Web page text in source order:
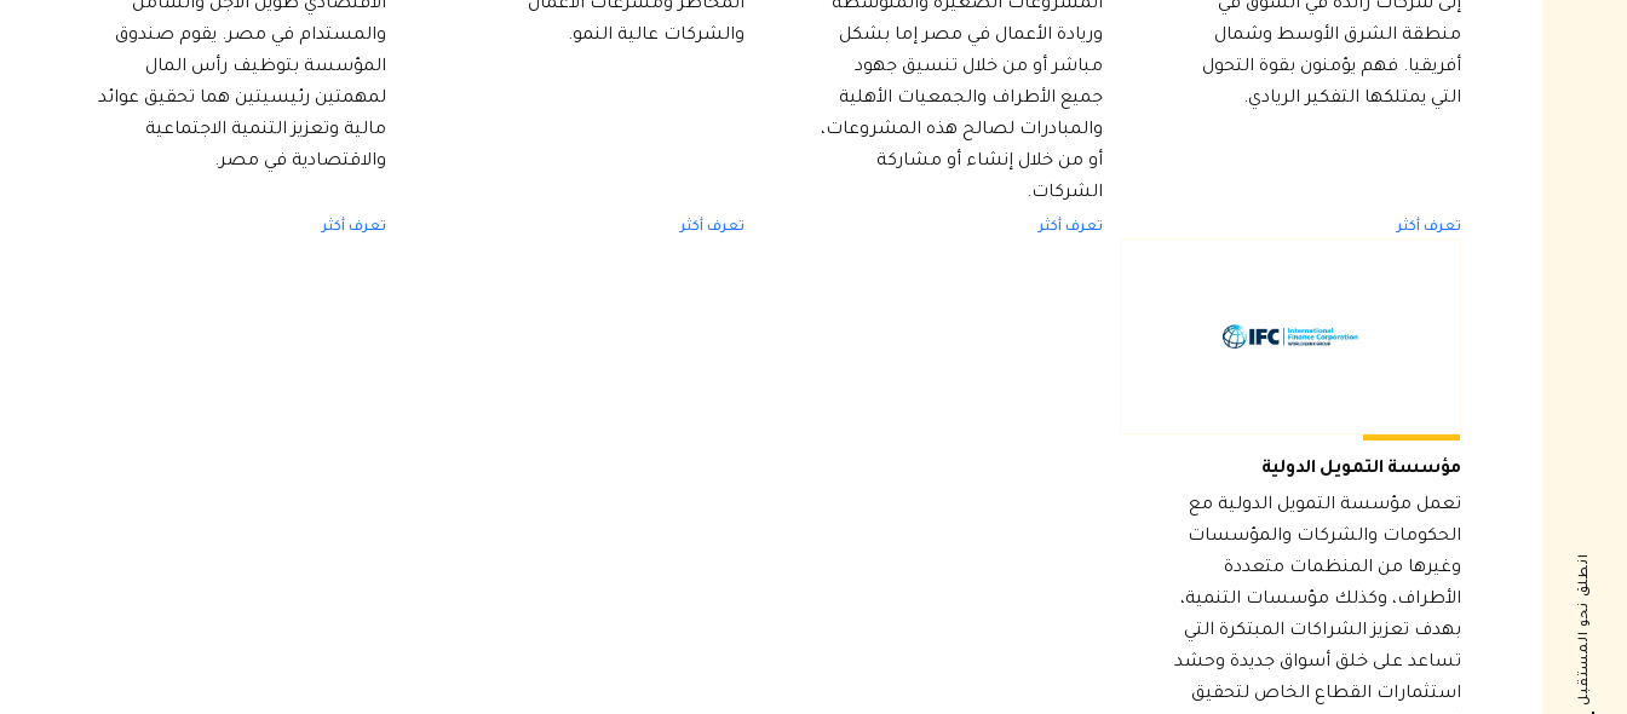
انطلق نحو المستقبل
إلى شركات رائدة في السوق في
منطقة الشرق الأوسط وشمال
أفريقيا. فهم يؤمنون بقوة التحول
التي يمتلكها التفكير الريادي.
تعرف أكثر
المشروعات الصغيرة والمتوسطة
وريادة الأعمال في مصر إما بشكل
مباشر أو من خلال تنسيق جهود
جميع الأطراف والجمعيات الأهلية
والمبادرات لصالح هذه المشروعات،
أو من خلال إنشاء أو مشاركة
الشركات.
تعرف أكثر
المخاطر ومسرعات الأعمال
والشركات عالية النمو.
تعرف أكثر
الاقتصادي طويل الأجل والشامل
والمستدام في مصر. يقوم صندوق
المؤسسة بتوظيف رأس المال
لمهمتين رئيسيتين هما تحقيق عوائد
مالية وتعزيز التنمية الاجتماعية
والاقتصادية في مصر.
تعرف أكثر
مؤسسة التمويل الدولية
تعمل مؤسسة التمويل الدولية مع
الحكومات والشركات والمؤسسات
وغيرها من المنظمات متعددة
الأطراف، وكذلك مؤسسات التنمية،
بهدف تعزيز الشراكات المبتكرة التي
تساعد على خلق أسواق جديدة وحشد
استثمارات القطاع الخاص لتحقيق